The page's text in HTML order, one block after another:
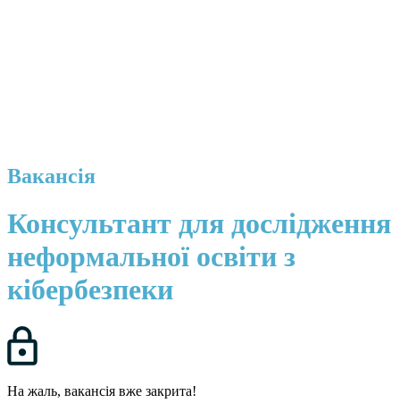
Вакансія
Консультант для дослідження
неформальної освіти з
кібербезпеки
На жаль, вакансія вже закрита!